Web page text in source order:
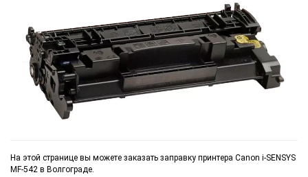
На этой странице вы можете заказать заправку принтера Canon i-SENSYS
MF-542 в Волгограде.